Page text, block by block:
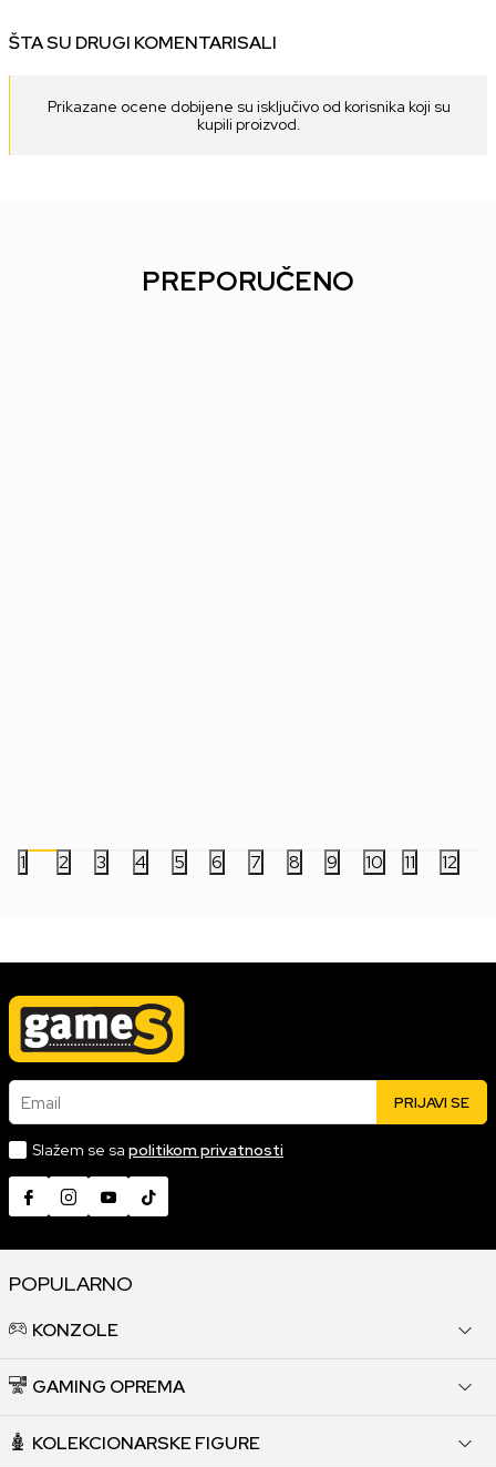
ŠTA SU DRUGI KOMENTARISALI
Prikazane ocene dobijene su isključivo od korisnika koji su
kupili proizvod.
PREPORUČENO
1 2 3 4 5 6 7 8 9 10 11 12
Email PRIJAVI SE
Slažem se sa politikom privatnosti
POPULARNO
KONZOLE
GAMING OPREMA
KOLEKCIONARSKE FIGURE